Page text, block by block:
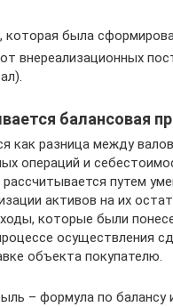
которая была
внереализационных
балансовая
как разница между
операций и
путем
активов на их
которые были
осуществления
объекта покупателю.
– формула по балансу